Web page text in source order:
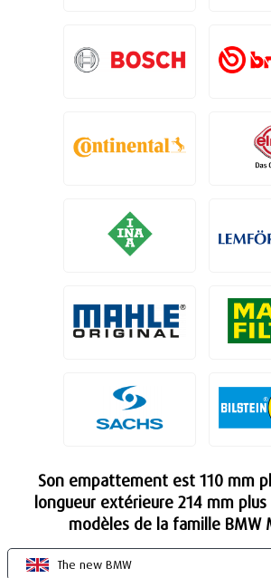
Son empattement est 110 mm
longueur extérieure 214 mm
modèles de la famille BMW
The new BMW